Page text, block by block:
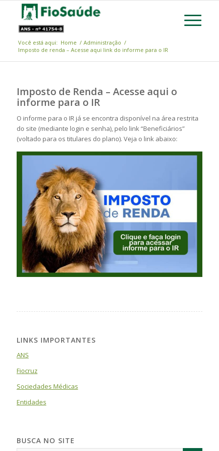
Você está aqui: Home / Administração /
Imposto de renda – Acesse aqui link do informe para o IR
Imposto de Renda – Acesse aqui o
informe para o IR
O informe para o IR já se encontra disponível na área restrita
do site (mediante login e senha), pelo link “Beneficiários”
(voltado para os titulares do plano). Veja o link abaixo:
LINKS IMPORTANTES
ANS
Fiocruz
Sociedades Médicas
Entidades
BUSCA NO SITE